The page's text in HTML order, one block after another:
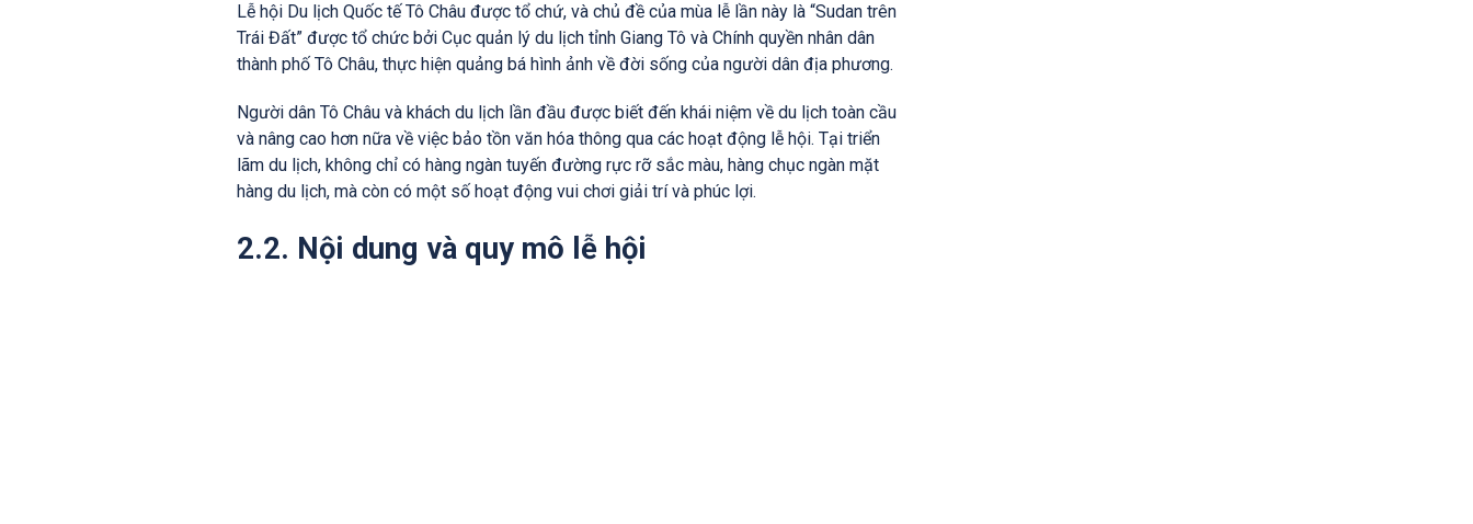
Lễ hội Du lịch Quốc tế Tô Châu được tổ chứ, và chủ đề của mùa lễ lần này là “Sudan trên
Trái Đất” được tổ chức bởi Cục quản lý du lịch tỉnh Giang Tô và Chính quyền nhân dân
thành phố Tô Châu, thực hiện quảng bá hình ảnh về đời sống của người dân địa phương.
Người dân Tô Châu và khách du lịch lần đầu được biết đến khái niệm về du lịch toàn cầu
và nâng cao hơn nữa về việc bảo tồn văn hóa thông qua các hoạt động lễ hội. Tại triển
lãm du lịch, không chỉ có hàng ngàn tuyến đường rực rỡ sắc màu, hàng chục ngàn mặt
hàng du lịch, mà còn có một số hoạt động vui chơi giải trí và phúc lợi.
2.2. Nội dung và quy mô lễ hội